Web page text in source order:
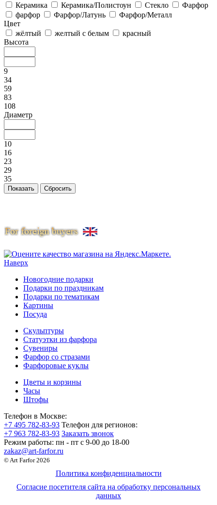
Керамика
Керамика/Полистоун Стекло
Фарфор
фарфор
Фарфор/Латунь
Фарфор/Металл
Цвет
жёлтый
желтый с белым
красный
Высота
9
34
59
83
108
Диаметр
10
16
23
29
35
Наверх
Новогодние подарки
Подарки по праздникам
Подарки по тематикам
Картины
Посуда
Скульптуры
Статуэтки из фарфора
Сувениры
Фарфор со стразами
Фарфоровые куклы
Цветы и корзины
Часы
Штофы
Телефон в Москве:
+7 495 782-83-93 Телефон для регионов:
+7 963 782-83-93 Заказать звонок
Режим работы: пн - пт c 9-00 до 18-00
zakaz@art-farfor.ru
© Art Farfor 2026
Политика конфиденциальности
Согласие посетителя сайта на обработку персональных
данных